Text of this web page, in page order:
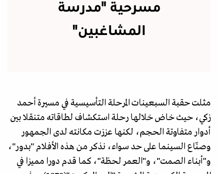
مسرحية "مدرسة
المشاغبين"
مثلت حقبة السبعينات المرحلة التأسيسية في مسيرة أحمد
زكي، حيث خاض خلالها رحلة استكشاف لطاقاته متنقلا بين
أدوار متفاوتة الحجم، لكنها عززت مكانته لدى الجمهور
وصنّاع السينما على حد سواء، نذكر من هذه الأفلام "بدور"،
و"أبناء الصمت"، و"العمر لحظة"، كما قدم دورا مميزا في